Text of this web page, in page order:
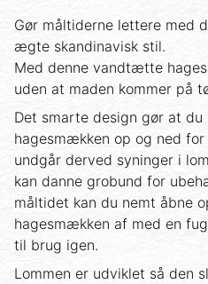
Gør måltiderne lettere med
ægte skandinavisk stil.
Med denne vandtætte
uden at maden kommer på
Det smarte design gør at du
hagesmækken op og ned for
undgår derved syninger i
kan danne grobund for
måltidet kan du nemt åbne
hagesmækken af med en
til brug igen.
Lommen er udviklet så den